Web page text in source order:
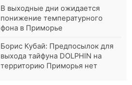
В выходные дни ожидается
понижение температурного
фона в Приморье
Борис Кубай: Предпосылок для
выхода тайфуна DOLPHIN на
территорию Приморья нет